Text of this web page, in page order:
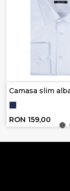
Camasa slim
RON 159,00